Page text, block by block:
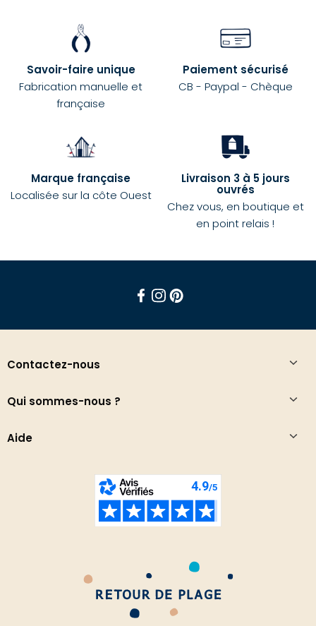
Savoir-faire unique
Fabrication manuelle et
française
Paiement sécurisé
CB - Paypal - Chèque
Marque française
Localisée sur la côte Ouest
Livraison 3 à 5 jours
ouvrés
Chez vous, en boutique et
en point relais !
Contactez-nous
Qui sommes-nous ?
Aide